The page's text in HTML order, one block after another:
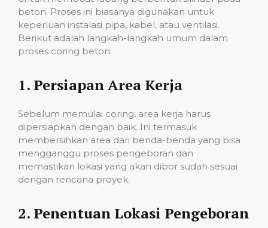
beton. Proses ini biasanya digunakan untuk
keperluan instalasi pipa, kabel, atau ventilasi.
Berikut adalah langkah-langkah umum dalam
proses coring beton:
1. Persiapan Area Kerja
Sebelum memulai coring, area kerja harus
dipersiapkan dengan baik. Ini termasuk
membersihkan area dari benda-benda yang bisa
mengganggu proses pengeboran dan
memastikan lokasi yang akan dibor sudah sesuai
dengan rencana proyek.
2. Penentuan Lokasi Pengeboran